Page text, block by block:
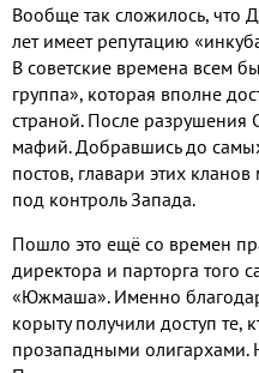
Вообще так сложилось, что
лет имеет репутацию
В советские времена всем
группа», которая вполне
страной. После разрушения
мафий. Добравшись до
постов, главари этих кланов
под контроль Запада.
Пошло это ещё со времен
директора и парторга того
«Южмаша». Именно
корыту получили доступ те,
прозападными олигархами.